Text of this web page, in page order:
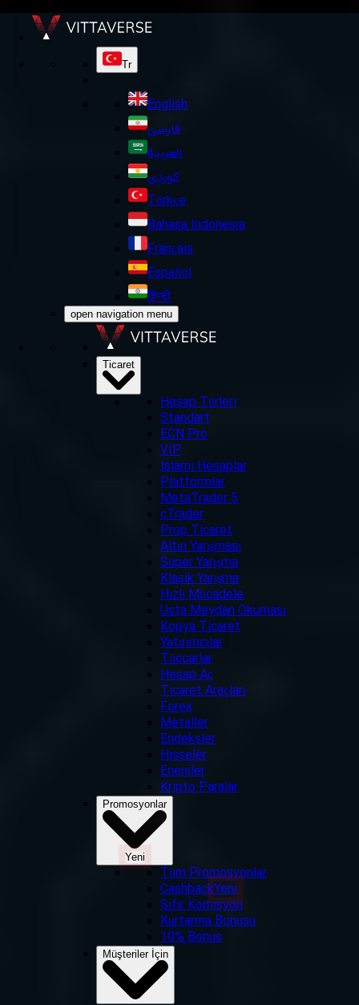
Tr
English
فارسی
العربية
کوردی
Türkçe
Bahasa Indonesia
Français
Español
हिन्दी
open navigation menu
Ticaret
Hesap Türleri
Standart
ECN Pro
VIP
İslami Hesaplar
Platformlar
MetaTrader 5
cTrader
Prop Ticaret
Altın Yarışması
Süper Yarışma
Klasik Yarışma
Hızlı Mücadele
Usta Meydan Okuması
Kopya Ticaret
Yatırımcılar
Tüccarlar
Hesap Aç
Ticaret Araçları
Forex
Metaller
Endeksler
Hisseler
Enerjiler
Kripto Paralar
Promosyonlar
Yeni
Tüm Promosyonlar
CashbackYeni
Sıfır Komisyon
Kurtarma Bonusu
10% Bonus
Müşteriler İçin